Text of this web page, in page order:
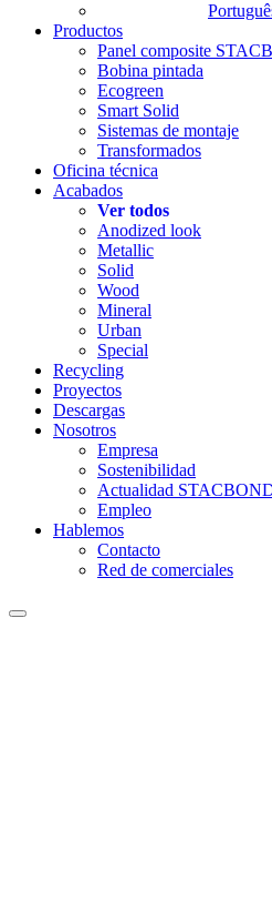
Productos
Panel composite
Bobina pintada
Ecogreen
Smart Solid
Sistemas de montaje
Transformados
Oficina técnica
Acabados
Ver todos
Anodized look
Metallic
Solid
Wood
Mineral
Urban
Special
Recycling
Proyectos
Descargas
Nosotros
Empresa
Sostenibilidad
Actualidad
Empleo
Hablemos
Contacto
Red de comerciales